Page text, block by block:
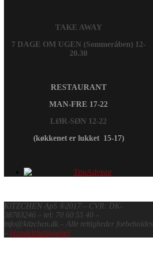
TAKE AWAY
7 DAGE OM UGEN (Sommeråben) 12-
20.30
RESTAURANT
MAN-FRE 17-22
LØR-SØN 12-22
(køkkenet er lukket 15-17)
KiTZCHEN ApS ®2017 – CVR: DK-
38783246 – tel: 70 60 55 40 –
info@kitzchen.dk – Alle rettigheder forbeholdes
– Handelsbetingelser